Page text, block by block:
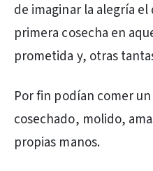
de imaginar la alegría
primera cosecha en
prometida y, otras
Por fin podían comer
cosechado, molido,
propias manos.